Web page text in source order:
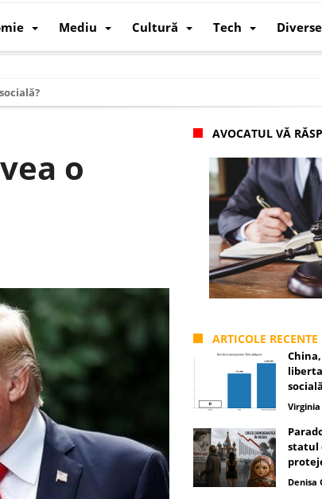
Mediu Cultură Tech Diverse
rivalul economic al SUA
O analiză structurală a demografiei, fiscalității și poziției
o
AVOCATUL VĂ
ARTICOLE RECENTE
statul
Denisa